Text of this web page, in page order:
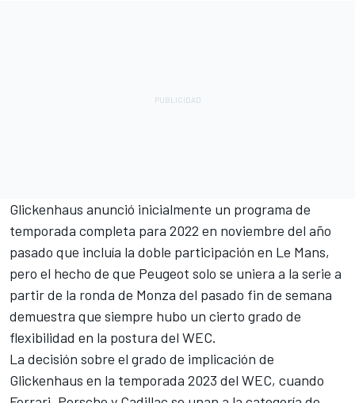
Glickenhaus anunció inicialmente un programa de
temporada completa para 2022 en noviembre del año
pasado que incluía la doble participación en Le Mans,
pero el hecho de que Peugeot solo se uniera a la serie a
partir de la ronda de Monza del pasado fin de semana
demuestra que siempre hubo un cierto grado de
flexibilidad en la postura del WEC.
La decisión sobre el grado de implicación de
Glickenhaus en la temporada 2023 del WEC, cuando